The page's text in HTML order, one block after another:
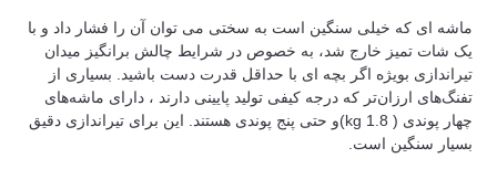
ماشه ای که خیلی سنگین است به سختی می توان آن را فشار داد و با
یک شات تمیز خارج شد، به خصوص در شرایط چالش برانگیز میدان
تیراندازی بویژه اگر بچه ای با حداقل قدرت دست باشید. بسیاری از
تفنگ‌های ارزان‌تر که درجه کیفی تولید پایینی دارند ، دارای ماشه‌های
چهار پوندی ( 1.8 kg)و حتی پنج پوندی هستند. این برای تیراندازی دقیق
بسیار سنگین است.